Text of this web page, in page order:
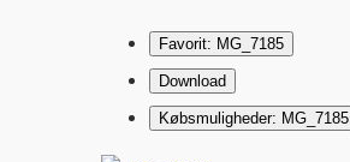
Favorit: MG_7185
Download
Købsmuligheder: MG_7185